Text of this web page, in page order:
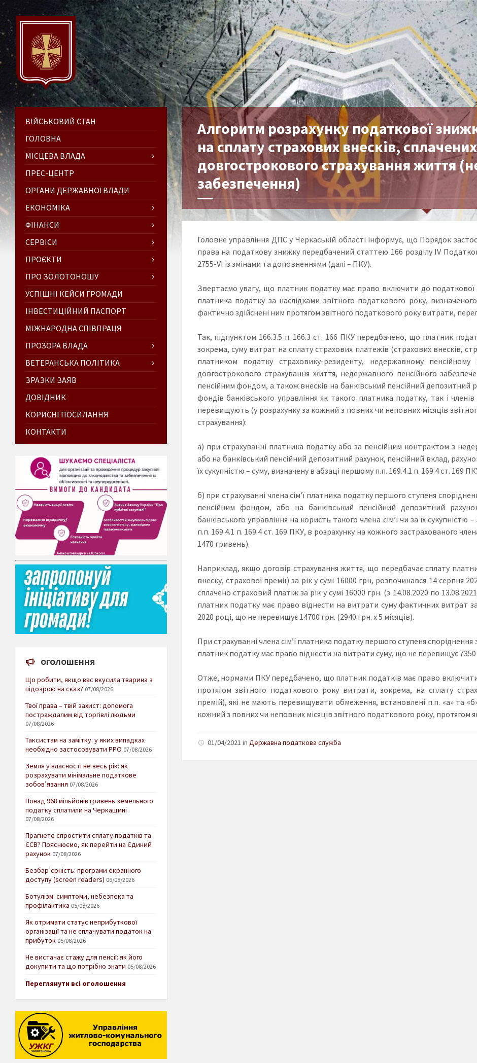
Алгоритм розрахунку податкової
на сплату страхових внесків,
довгострокового страхування життя
забезпечення)
Головне управління ДПС у Черкаській області інформує, що Порядок
права на податкову знижку передбачений статтею 166 розділу IV
2755-VІ із змінами та доповненнями (далі – ПКУ).
Звертаємо увагу, що платник податку має право включити до
платника податку за наслідками звітного податкового року,
фактично здійснені ним протягом звітного податкового року витрати,
Так, підпунктом 166.3.5 п. 166.3 ст. 166 ПКУ передбачено, що платник
зокрема, суму витрат на сплату страхових платежів (страхових внесків,
платником податку страховику-резиденту, недержавному
довгострокового страхування життя, недержавного пенсійного
пенсійним фондом, а також внесків на банківський пенсійний депозитний
фондів банківського управління як такого платника податку, так і
перевищують (у розрахунку за кожний з повних чи неповних місяців
страхування):
а) при страхуванні платника податку або за пенсійним контрактом з
або на банківський пенсійний депозитний рахунок, пенсійний вклад,
їх сукупністю – суму, визначену в абзаці першому п.п. 169.4.1 п. 169.4 ст. 169
б) при страхуванні члена сім’ї платника податку першого ступеня
пенсійним фондом, або на банківський пенсійний депозитний
банківського управління на користь такого члена сім’ї чи за їх
п.п. 169.4.1 п. 169.4 ст. 169 ПКУ, в розрахунку на кожного застрахованого
1470 гривень).
Наприклад, якщо договір страхування життя, що передбачає сплату
внеску, страхової премії) за рік у сумі 16000 грн, розпочинався 14 серпня
сплачено страховий платіж за рік у сумі 16000 грн. (з 14.08.2020 по
платник податку має право віднести на витрати суму фактичних витрат
2020 році, що не перевищує 14700 грн. (2940 грн. х 5 місяців).
При страхуванні члена сім’ї платника податку першого ступеня
платник податку має право віднести на витрати суму, що не перевищує 7350
Отже, нормами ПКУ передбачено, що платник податків має право
протягом звітного податкового року витрати, зокрема, на сплату
премій), які не мають перевищувати обмеження, встановлені п.п. «а» та
кожний з повних чи неповних місяців звітного податкового року, протягом
01/04/2021 in Державна податкова служба
ВІЙСЬКОВИЙ СТАН
ГОЛОВНА
МІСЦЕВА ВЛАДА
ПРЕС-ЦЕНТР
ОРГАНИ ДЕРЖАВНОЇ ВЛАДИ
ЕКОНОМІКА
ФІНАНСИ
СЕРВІСИ
ПРОЄКТИ
ПРО ЗОЛОТОНОШУ
УСПІШНІ КЕЙСИ ГРОМАДИ
ІНВЕСТИЦІЙНИЙ ПАСПОРТ
МІЖНАРОДНА СПІВПРАЦЯ
ПРОЗОРА ВЛАДА
ВЕТЕРАНСЬКА ПОЛІТИКА
ЗРАЗКИ ЗАЯВ
ДОВІДНИК
КОРИСНІ ПОСИЛАННЯ
КОНТАКТИ
ОГОЛОШЕННЯ
Що робити, якщо вас вкусила тварина з
підозрою на сказ? 07/08/2026
Твої права – твій захист: допомога
постраждалим від торгівлі людьми
07/08/2026
Таксистам на замітку: у яких випадках
необхідно застосовувати РРО 07/08/2026
Земля у власності не весь рік: як
розрахувати мінімальне податкове
зобов’язання 07/08/2026
Понад 968 мільйонів гривень земельного
податку сплатили на Черкащині
07/08/2026
Прагнете спростити сплату податків та
ЄСВ? Пояснюємо, як перейти на Єдиний
рахунок 07/08/2026
Безбар’єрність: програми екранного
доступу (screen readers) 06/08/2026
Ботулізм: симптоми, небезпека та
профілактика 05/08/2026
Як отримати статус неприбуткової
організації та не сплачувати податок на
прибуток 05/08/2026
Не вистачає стажу для пенсії: як його
докупити та що потрібно знати 05/08/2026
Переглянути всі оголошення